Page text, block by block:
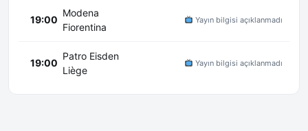
19:00
Modena
Fiorentina
Yayın bilgisi açıklanmadı
19:00
Patro Eisden
Liège
Yayın bilgisi açıklanmadı